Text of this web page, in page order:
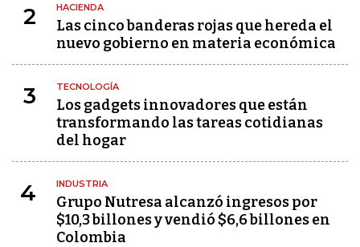
2 HACIENDA
Las cinco banderas rojas que hereda el
nuevo gobierno en materia económica
3 TECNOLOGÍA
Los gadgets innovadores que están
transformando las tareas cotidianas
del hogar
4 INDUSTRIA
Grupo Nutresa alcanzó ingresos por
$10,3 billones y vendió $6,6 billones en
Colombia